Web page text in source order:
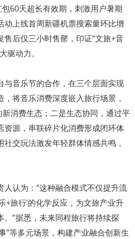
60天超长有效期，刺激用户暑期
动上线首周新疆机票搜索量环比增
售后仅三小时售罄，印证“文旅+音
驱动力。
与音乐节的合作，在三个层面实现
将音乐消费深度嵌入旅行场景，
新消费生态；二是生态协同，通过平
资源，串联碎片化消费形成闭环体
交玩法激发年轻群体情感共鸣，
人认为：“这种融合模式不仅提升流
+旅行’的化学反应，为文旅产业升
”据悉，未来同程旅行将持续探
”等多元场景，构建产业融合创新生